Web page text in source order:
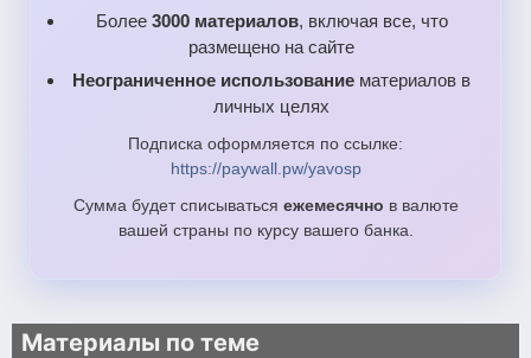
Более 3000 материалов, включая все, что
размещено на сайте
Неограниченное использование материалов в
личных целях
Подписка оформляется по ссылке:
https://paywall.pw/yavosp
Сумма будет списываться ежемесячно в валюте
вашей страны по курсу вашего банка.
Материалы по теме